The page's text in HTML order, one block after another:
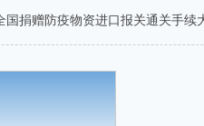
国捐赠防疫物资进口报关通关手续